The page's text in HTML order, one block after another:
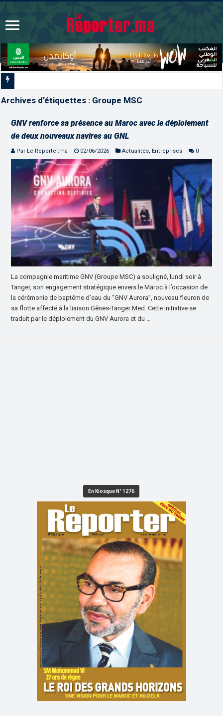
Archives d’étiquettes : Groupe MSC
GNV renforce sa présence au Maroc avec le déploiement
de deux nouveaux navires au GNL
Par Le Reporter.ma 02/06/2026 Actualités, Entreprises 0
La compagnie maritime GNV (Groupe MSC) a souligné, lundi soir à
Tanger, son engagement stratégique envers le Maroc à l’occasion de
la cérémonie de baptême d’eau du “GNV Aurora”, nouveau fleuron de
sa flotte affecté à la liaison Gênes-Tanger Med. Cette initiative se
traduit par le déploiement du GNV Aurora et du …
En Kiosque N° 1276